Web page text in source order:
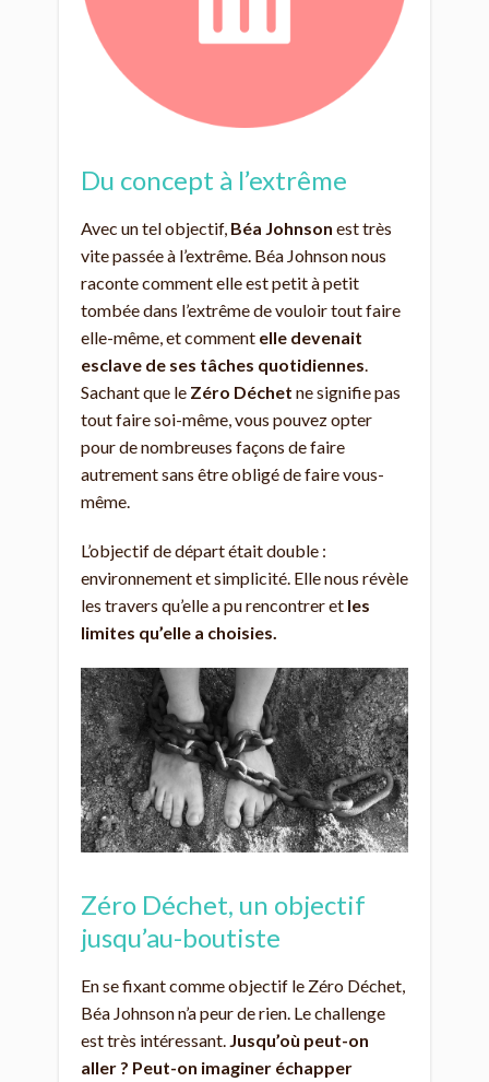
Du concept à l’extrême
Avec un tel objectif, Béa Johnson est très
vite passée à l’extrême. Béa Johnson nous
raconte comment elle est petit à petit
tombée dans l’extrême de vouloir tout faire
elle-même, et comment elle devenait
esclave de ses tâches quotidiennes.
Sachant que le Zéro Déchet ne signifie pas
tout faire soi-même, vous pouvez opter
pour de nombreuses façons de faire
autrement sans être obligé de faire vous-
même.
L’objectif de départ était double :
environnement et simplicité. Elle nous révèle
les travers qu’elle a pu rencontrer et les
limites qu’elle a choisies.
Zéro Déchet, un objectif
jusqu’au-boutiste
En se fixant comme objectif le Zéro Déchet,
Béa Johnson n’a peur de rien. Le challenge
est très intéressant. Jusqu’où peut-on
aller ? Peut-on imaginer échapper